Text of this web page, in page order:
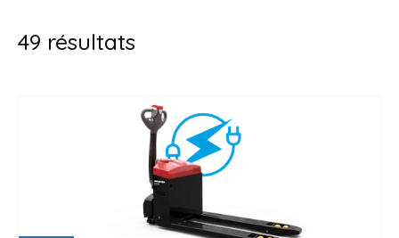
49 résultats